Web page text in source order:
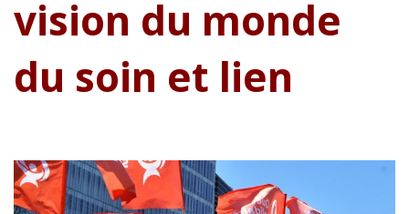
vision du monde
du soin et lien